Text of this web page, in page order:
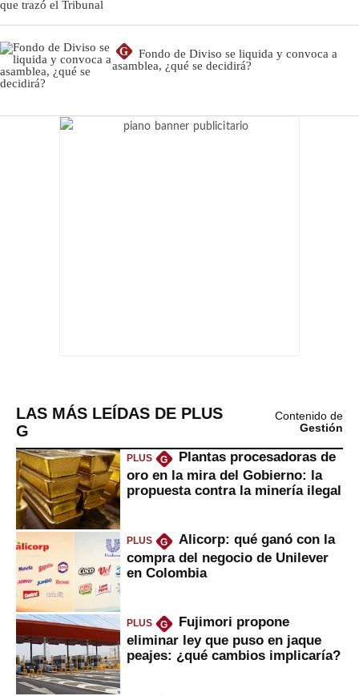
G
Fondo de Diviso se liquida y convoca a
asamblea, ¿qué se decidirá?
LAS MÁS LEÍDAS DE PLUS
G
Contenido de
Gestión
PLUS G
Plantas procesadoras de
oro en la mira del Gobierno: la
propuesta contra la minería ilegal
PLUS G
Alicorp: qué ganó con la
compra del negocio de Unilever
en Colombia
PLUS G
Fujimori propone
eliminar ley que puso en jaque
peajes: ¿qué cambios implicaría?